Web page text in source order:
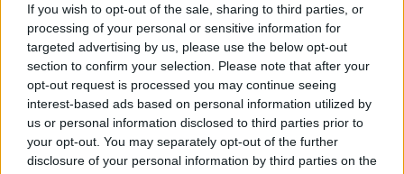
If you wish to opt-out of the sale, sharing to third parties, or
processing of your personal or sensitive information for
targeted advertising by us, please use the below opt-out
section to confirm your selection. Please note that after your
opt-out request is processed you may continue seeing
interest-based ads based on personal information utilized by
us or personal information disclosed to third parties prior to
your opt-out. You may separately opt-out of the further
disclosure of your personal information by third parties on the
Shtuarmë 14.11.2024 13:16